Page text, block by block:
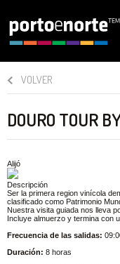
VOLVER
DOURO TOUR
Alijó
Descripción
Ser la primera region vinícola
clasificado como Patrimonio
Nuestra visita guiada nos lleva
Incluye almuerzo y termina con
Frecuencia de las salidas:
Duración: 8 horas